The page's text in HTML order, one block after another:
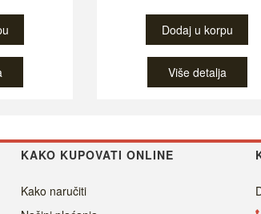
Dodaj u korpu
Više detalja
KAKO KUPOVATI ONLINE
Kako naručiti